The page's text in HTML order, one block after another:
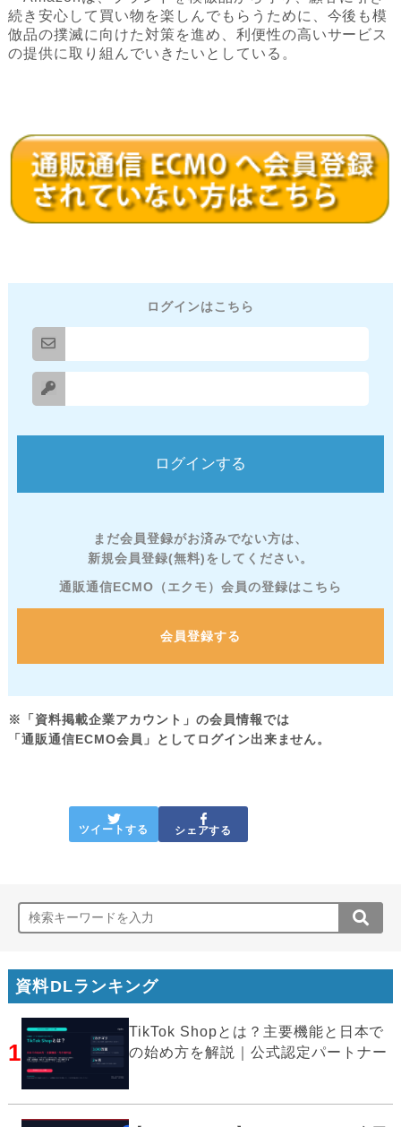
続き安心して買い物を楽しんでもらうために、今後も模
倣品の撲滅に向けた対策を進め、利便性の高いサービス
の提供に取り組んでいきたいとしている。
ログインはこちら
まだ会員登録がお済みでない方は、
新規会員登録(無料)をしてください。
通販通信ECMO（エクモ）会員の登録はこちら
会員登録する
※「資料掲載企業アカウント」の会員情報では
「通販通信ECMO会員」としてログイン出来ません。
ツイートする シェアする
資料DLランキング
1
TikTok Shopとは？主要機能と日本で
の始め方を解説｜公式認定パートナー